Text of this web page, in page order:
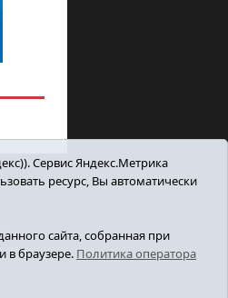
Сервис Яндекс.Метрика
ресурс, Вы автоматически
сайта, собранная при
в браузере. Политика оператора